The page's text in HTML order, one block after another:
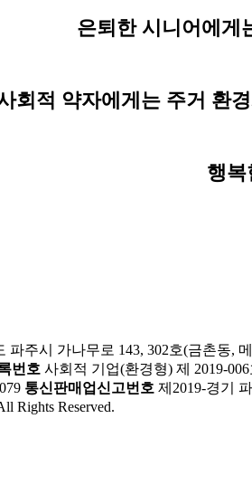
은퇴한 시니어에게
회적 약자에게는 주거 환
행복
파주시 가나무로 143, 302호(금촌동,
번호 사회적 기업(환경형) 제 2019-006
통신판매업신고번호 제2019-경기
Rights Reserved.